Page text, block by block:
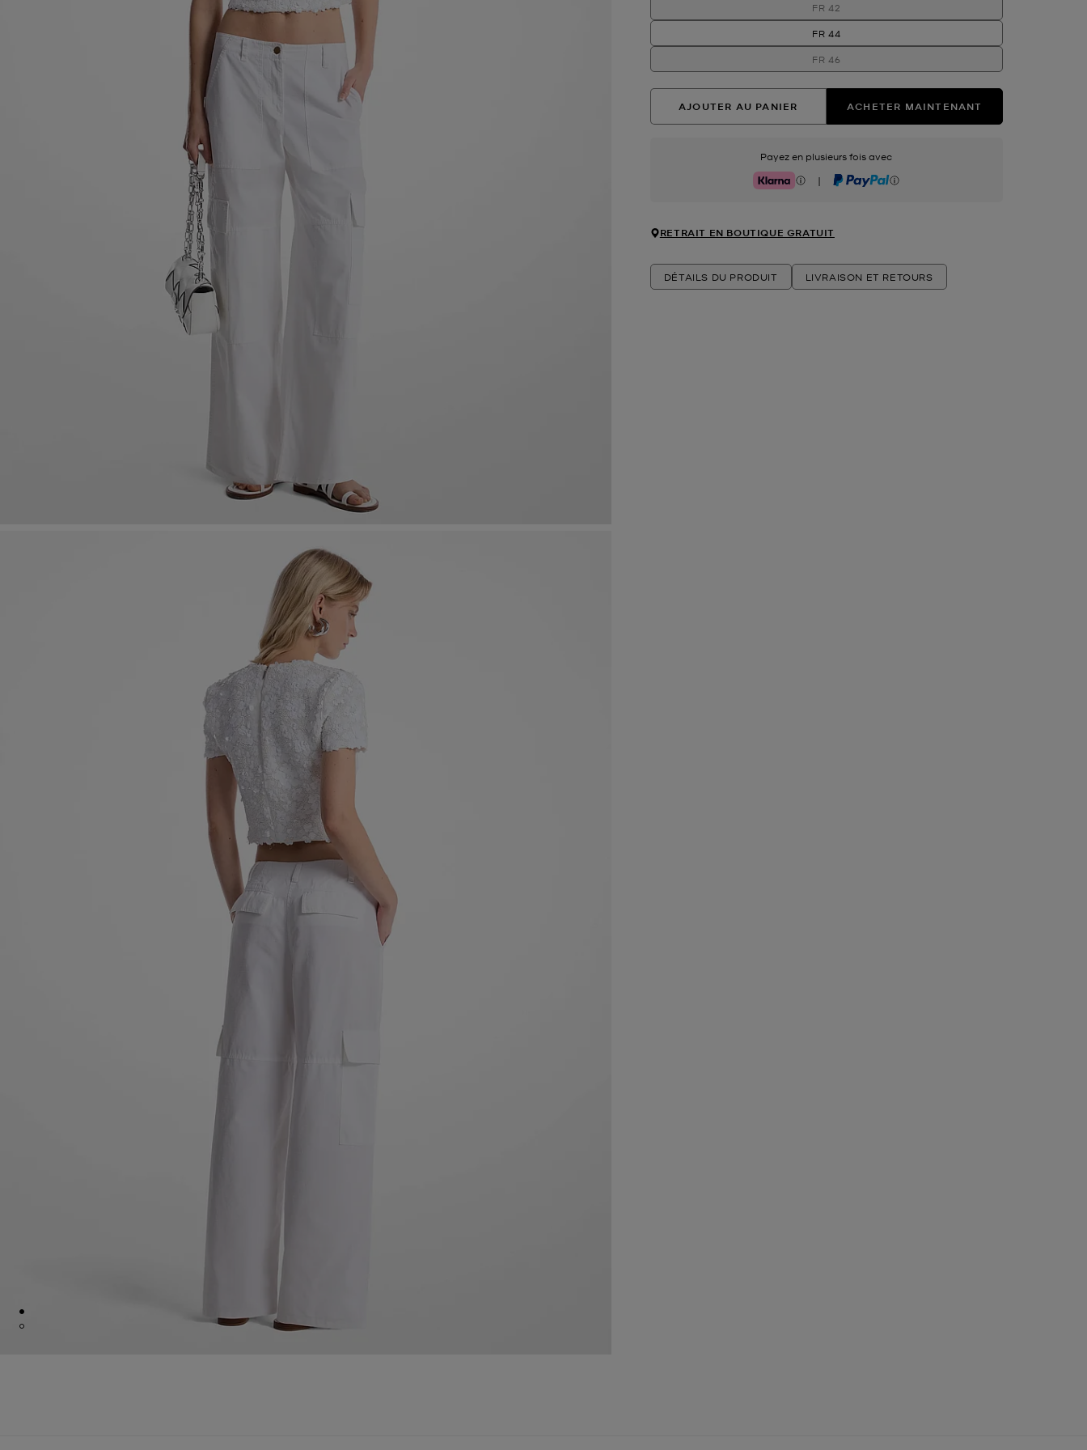
FR 42
FR 44
FR 46
AJOUTER AU PANIER ACHETER MAINTENANT
Payez en plusieurs fois avec
Klarna | PayPal
RETRAIT EN BOUTIQUE GRATUIT
DÉTAILS DU PRODUIT LIVRAISON ET RETOURS